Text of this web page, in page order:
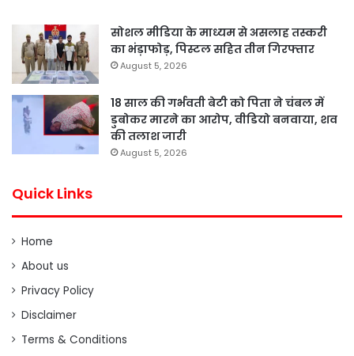
सोशल मीडिया के माध्यम से असलाह तस्करी
का भंड़ाफोड़, पिस्टल सहित तीन गिरफ्तार
August 5, 2026
18 साल की गर्भवती बेटी को पिता ने चंबल में
डुबोकर मारने का आरोप, वीडियो बनवाया, शव
की तलाश जारी
August 5, 2026
Quick Links
Home
About us
Privacy Policy
Disclaimer
Terms & Conditions